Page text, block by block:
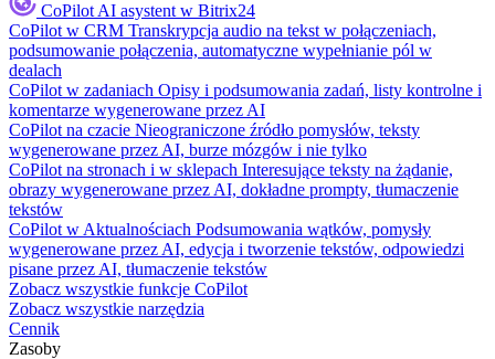
CoPilot AI asystent w Bitrix24
CoPilot w CRM Transkrypcja audio na tekst w połączeniach,
podsumowanie połączenia, automatyczne wypełnianie pól w
dealach
CoPilot w zadaniach Opisy i podsumowania zadań, listy kontrolne i
komentarze wygenerowane przez AI
CoPilot na czacie Nieograniczone źródło pomysłów, teksty
wygenerowane przez AI, burze mózgów i nie tylko
CoPilot na stronach i w sklepach Interesujące teksty na żądanie,
obrazy wygenerowane przez AI, dokładne prompty, tłumaczenie
tekstów
CoPilot w Aktualnościach Podsumowania wątków, pomysły
wygenerowane przez AI, edycja i tworzenie tekstów, odpowiedzi
pisane przez AI, tłumaczenie tekstów
Zobacz wszystkie funkcje CoPilot
Zobacz wszystkie narzędzia
Cennik
Zasoby